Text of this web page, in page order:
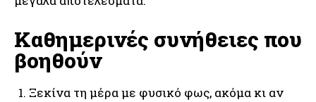
Καθημερινές συνήθειες που
βοηθούν
Ξεκίνα τη μέρα με φυσικό φως, ακόμα κι αν